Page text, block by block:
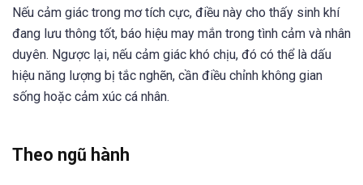
Nếu cảm giác trong mơ tích cực, điều này cho thấy sinh khí
đang lưu thông tốt, báo hiệu may mắn trong tình cảm và nhân
duyên. Ngược lại, nếu cảm giác khó chịu, đó có thể là dấu
hiệu năng lượng bị tắc nghẽn, cần điều chỉnh không gian
sống hoặc cảm xúc cá nhân.
Theo ngũ hành